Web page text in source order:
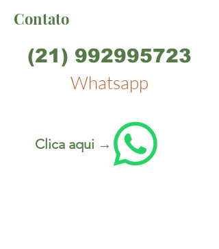
Contato
(21) 992995723
Whatsapp
Clica aqui →